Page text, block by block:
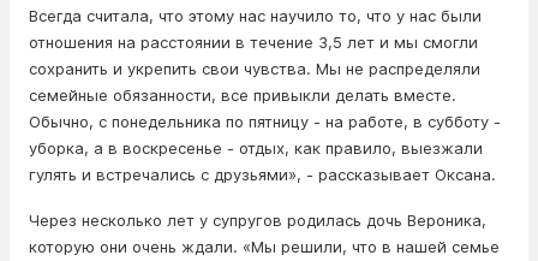
Всегда считала, что этому нас научило то, что у нас были
отношения на расстоянии в течение 3,5 лет и мы смогли
сохранить и укрепить свои чувства. Мы не распределяли
семейные обязанности, все привыкли делать вместе.
Обычно, с понедельника по пятницу - на работе, в субботу -
уборка, а в воскресенье - отдых, как правило, выезжали
гулять и встречались с друзьями», - рассказывает Оксана.
Через несколько лет у супругов родилась дочь Вероника,
которую они очень ждали. «Мы решили, что в нашей семье